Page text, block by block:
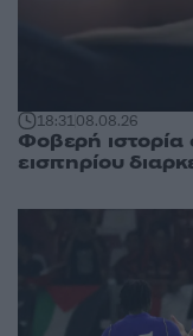
18:3108.08.26
Φοβερή
εισιτηρίου